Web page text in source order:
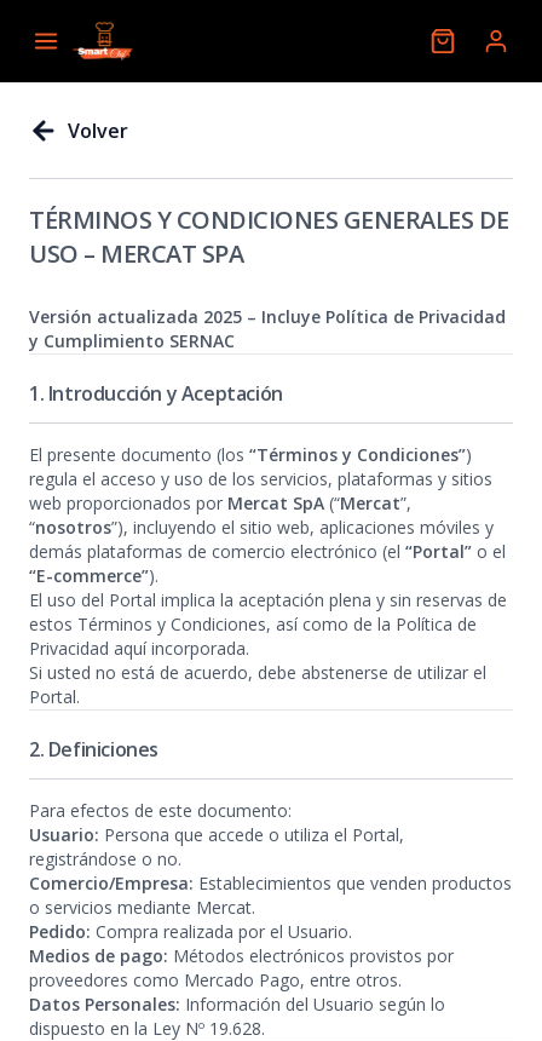
Volver
TÉRMINOS Y CONDICIONES GENERALES DE
USO – MERCAT SPA
Versión actualizada 2025 – Incluye Política de Privacidad
y Cumplimiento SERNAC
1. Introducción y Aceptación
El presente documento (los “Términos y Condiciones”)
regula el acceso y uso de los servicios, plataformas y sitios
web proporcionados por Mercat SpA (“Mercat”,
“nosotros”), incluyendo el sitio web, aplicaciones móviles y
demás plataformas de comercio electrónico (el “Portal” o el
“E-commerce”).
El uso del Portal implica la aceptación plena y sin reservas de
estos Términos y Condiciones, así como de la Política de
Privacidad aquí incorporada.
Si usted no está de acuerdo, debe abstenerse de utilizar el
Portal.
2. Definiciones
Para efectos de este documento:
Usuario: Persona que accede o utiliza el Portal,
registrándose o no.
Comercio/Empresa: Establecimientos que venden productos
o servicios mediante Mercat.
Pedido: Compra realizada por el Usuario.
Medios de pago: Métodos electrónicos provistos por
proveedores como Mercado Pago, entre otros.
Datos Personales: Información del Usuario según lo
dispuesto en la Ley Nº 19.628.